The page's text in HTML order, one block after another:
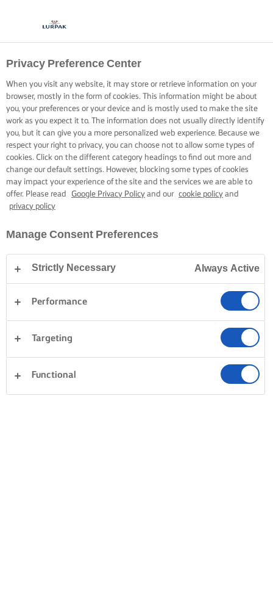
Privacy Preference Center
When you visit any website, it may store or retrieve information on your
browser, mostly in the form of cookies. This information might be about
you, your preferences or your device and is mostly used to make the site
work as you expect it to. The information does not usually directly identify
you, but it can give you a more personalized web experience. Because we
respect your right to privacy, you can choose not to allow some types of
cookies. Click on the different category headings to find out more and
change our default settings. However, blocking some types of cookies
may impact your experience of the site and the services we are able to
offer. Please read
Google Privacy Policy and our cookie policy and
privacy policy
Manage Consent Preferences
Strictly Necessary Always Active
Performance
Targeting
Functional